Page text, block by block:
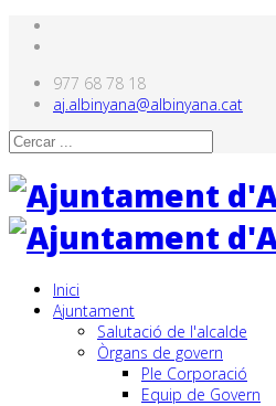
977 68 78 18
aj.albinyana@albinyana.cat
Inici
Ajuntament
Salutació de l'alcalde
Òrgans de govern
Ple Corporació
Equip de Govern